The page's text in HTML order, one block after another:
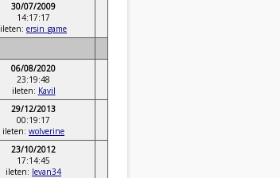
30/07/2009
14:17:17
ileten: ersin_game
06/08/2020
23:19:48
ileten: Kavil
29/12/2013
00:19:17
ileten: wolverine
23/10/2012
17:14:45
ileten: levan34